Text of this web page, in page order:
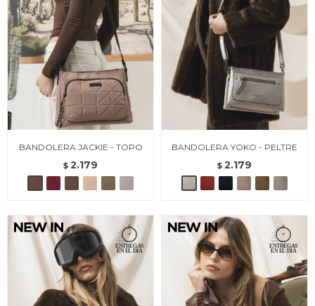
BANDOLERA JACKIE - TOPO
$ 2.179
BANDOLERA YOKO - PELTRE
$ 2.179